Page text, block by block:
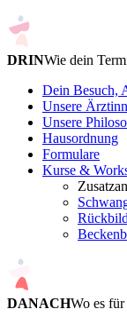
DRINWie dein
Dein Besuch,
Unsere
Unsere
Hausordnung
Formulare
Kurse &
DANACHWo es